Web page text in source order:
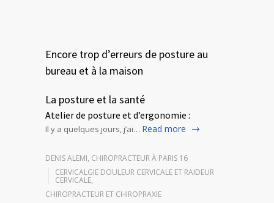
Encore trop d’erreurs de posture au
bureau et à la maison
La posture et la santé
Atelier de posture et d’ergonomie :
Il y a quelques jours, j’ai… Read more
DENIS ALEMI, CHIROPRACTEUR À PARIS 16
CERVICALGIE DOULEUR CERVICALE ET RAIDEUR
CERVICALE,
CHIROPRACTEUR ET CHIROPRAXIE